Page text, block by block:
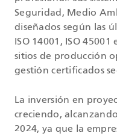
Seguridad, Medio
diseñados según las
ISO 14001, ISO 45001
sitios de producción
gestión certificados
La inversión en
creciendo,
2024, ya que la